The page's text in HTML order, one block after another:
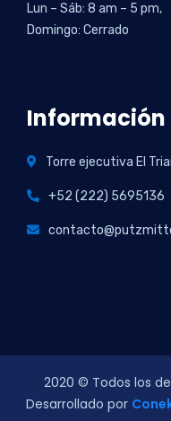
Lun – Sáb: 8 am – 5 pm,
Domingo: Cerrado
Información
Torre ejecutiva El
+52 (222) 5695136
2020 © Todos los
Desarrollado por